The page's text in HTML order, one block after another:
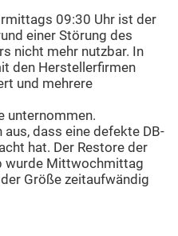
09:30 Uhr ist der
einer Störung des
nicht mehr nutzbar. In
den Herstellerfirmen
und mehrere
unternommen.
dass eine defekte DB-
hat. Der Restore der
wurde Mittwochmittag
Größe zeitaufwändig